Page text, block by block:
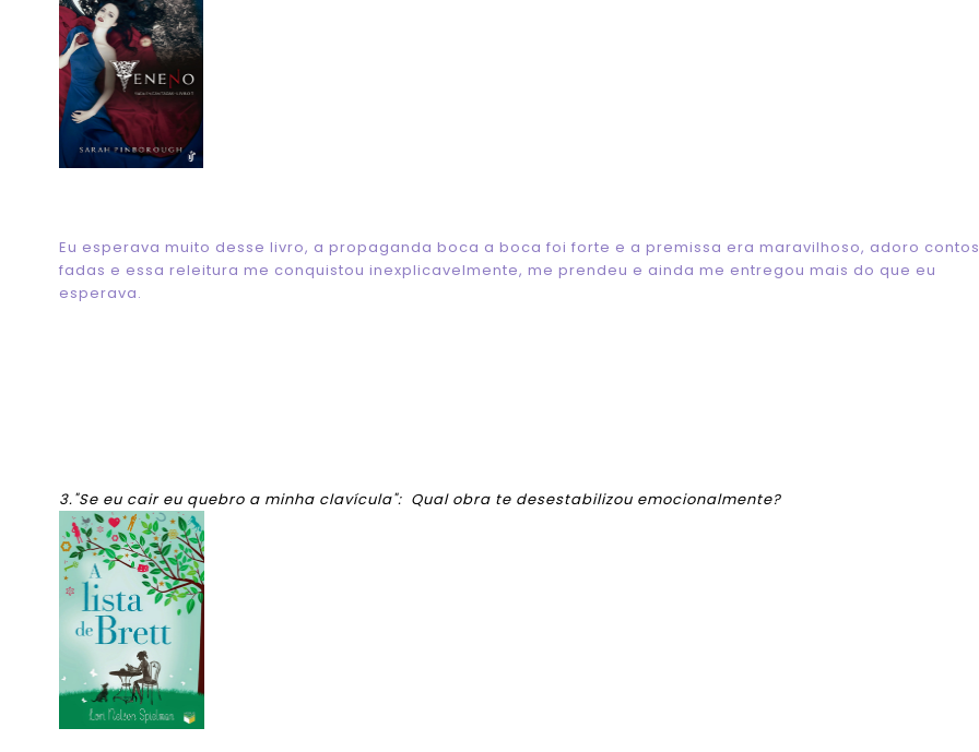
Eu esperava muito desse livro, a propaganda boca a boca foi forte e a premissa era maravilhoso, adoro
fadas e essa releitura me conquistou inexplicavelmente, me prendeu e ainda me entregou mais do que eu
esperava.
3."Se eu cair eu quebro a minha clavícula": Qual obra te desestabilizou emocionalmente?